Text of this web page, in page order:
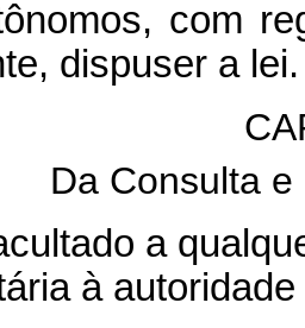
com
dispuser a lei.
Da Consulta
a
à